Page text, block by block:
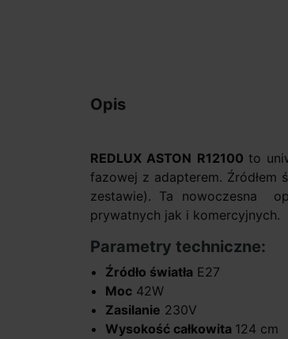
Opis
REDLUX ASTON R12100 to
fazowej z adapterem. Źródłem
zestawie). Ta nowoczesna
prywatnych jak i komercyjnych.
Parametry techniczne:
Źródło światła E27
Moc 42W
Zasilanie 230V
Wysokość całkowita 124 cm